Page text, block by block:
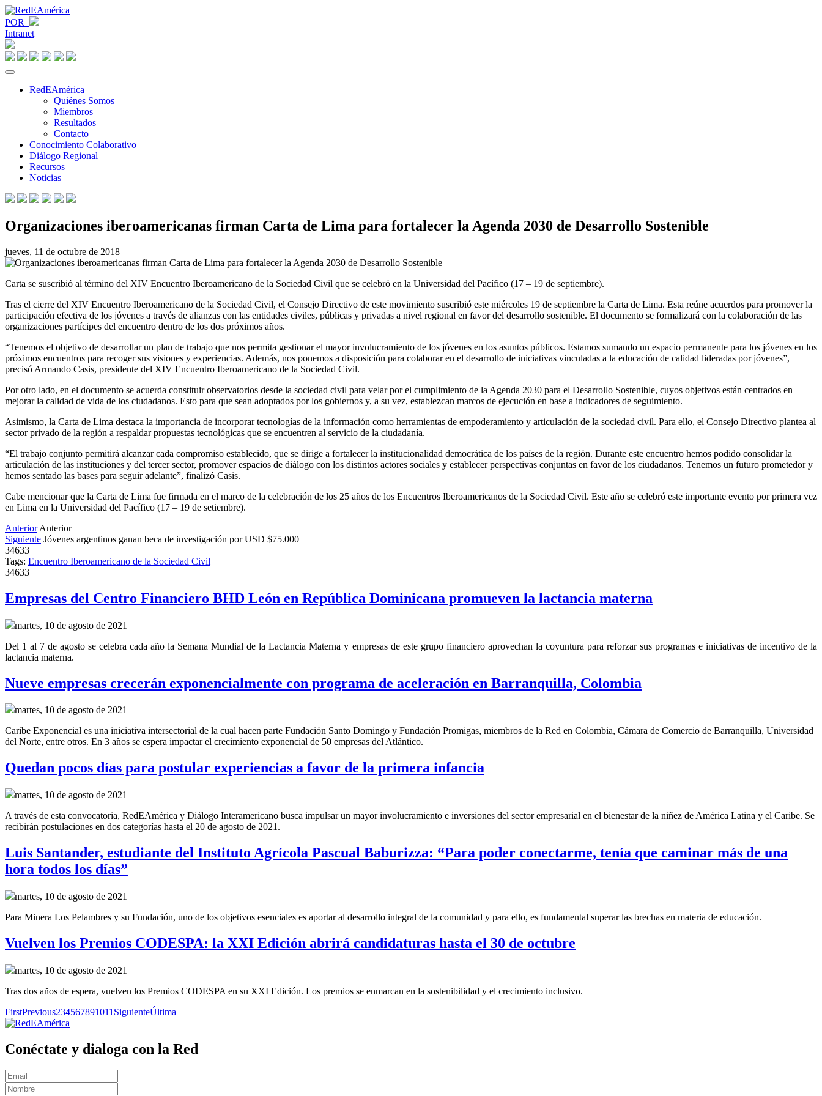
POR
Intranet
RedEAmérica
Quiénes Somos
Miembros
Resultados
Contacto
Conocimiento Colaborativo
Diálogo Regional
Recursos
Noticias
Organizaciones iberoamericanas firman Carta de Lima para fortalecer la Agenda 2030 de Desarrollo Sostenible
jueves, 11 de octubre de 2018
Carta se suscribió al término del XIV Encuentro Iberoamericano de la Sociedad Civil que se celebró en la Universidad del Pacífico (17 – 19 de septiembre).
Tras el cierre del XIV Encuentro Iberoamericano de la Sociedad Civil, el Consejo Directivo de este movimiento suscribió este miércoles 19 de septiembre la Carta de Lima. Esta reúne acuerdos para promover la
participación efectiva de los jóvenes a través de alianzas con las entidades civiles, públicas y privadas a nivel regional en favor del desarrollo sostenible. El documento se formalizará con la colaboración de las
organizaciones partícipes del encuentro dentro de los dos próximos años.
“Tenemos el objetivo de desarrollar un plan de trabajo que nos permita gestionar el mayor involucramiento de los jóvenes en los asuntos públicos. Estamos sumando un espacio permanente para los jóvenes en los
próximos encuentros para recoger sus visiones y experiencias. Además, nos ponemos a disposición para colaborar en el desarrollo de iniciativas vinculadas a la educación de calidad lideradas por jóvenes”,
precisó Armando Casis, presidente del XIV Encuentro Iberoamericano de la Sociedad Civil.
Por otro lado, en el documento se acuerda constituir observatorios desde la sociedad civil para velar por el cumplimiento de la Agenda 2030 para el Desarrollo Sostenible, cuyos objetivos están centrados en
mejorar la calidad de vida de los ciudadanos. Esto para que sean adoptados por los gobiernos y, a su vez, establezcan marcos de ejecución en base a indicadores de seguimiento.
Asimismo, la Carta de Lima destaca la importancia de incorporar tecnologías de la información como herramientas de empoderamiento y articulación de la sociedad civil. Para ello, el Consejo Directivo plantea al
sector privado de la región a respaldar propuestas tecnológicas que se encuentren al servicio de la ciudadanía.
“El trabajo conjunto permitirá alcanzar cada compromiso establecido, que se dirige a fortalecer la institucionalidad democrática de los países de la región. Durante este encuentro hemos podido consolidar la
articulación de las instituciones y del tercer sector, promover espacios de diálogo con los distintos actores sociales y establecer perspectivas conjuntas en favor de los ciudadanos. Tenemos un futuro prometedor y
hemos sentado las bases para seguir adelante”, finalizó Casis.
Cabe mencionar que la Carta de Lima fue firmada en el marco de la celebración de los 25 años de los Encuentros Iberoamericanos de la Sociedad Civil. Este año se celebró este importante evento por primera vez
en Lima en la Universidad del Pacífico (17 – 19 de setiembre).
Anterior Anterior
Siguiente Jóvenes argentinos ganan beca de investigación por USD $75.000
34633
Tags: Encuentro Iberoamericano de la Sociedad Civil
34633
Empresas del Centro Financiero BHD León en República Dominicana promueven la lactancia materna
martes, 10 de agosto de 2021
Del 1 al 7 de agosto se celebra cada año la Semana Mundial de la Lactancia Materna y empresas de este grupo financiero aprovechan la coyuntura para reforzar sus programas e iniciativas de incentivo de la
lactancia materna.
Nueve empresas crecerán exponencialmente con programa de aceleración en Barranquilla, Colombia
martes, 10 de agosto de 2021
Caribe Exponencial es una iniciativa intersectorial de la cual hacen parte Fundación Santo Domingo y Fundación Promigas, miembros de la Red en Colombia, Cámara de Comercio de Barranquilla, Universidad
del Norte, entre otros. En 3 años se espera impactar el crecimiento exponencial de 50 empresas del Atlántico.
Quedan pocos días para postular experiencias a favor de la primera infancia
martes, 10 de agosto de 2021
A través de esta convocatoria, RedEAmérica y Diálogo Interamericano busca impulsar un mayor involucramiento e inversiones del sector empresarial en el bienestar de la niñez de América Latina y el Caribe. Se
recibirán postulaciones en dos categorías hasta el 20 de agosto de 2021.
Luis Santander, estudiante del Instituto Agrícola Pascual Baburizza: “Para poder conectarme, tenía que caminar más de una
hora todos los días”
martes, 10 de agosto de 2021
Para Minera Los Pelambres y su Fundación, uno de los objetivos esenciales es aportar al desarrollo integral de la comunidad y para ello, es fundamental superar las brechas en materia de educación.
Vuelven los Premios CODESPA: la XXI Edición abrirá candidaturas hasta el 30 de octubre
martes, 10 de agosto de 2021
Tras dos años de espera, vuelven los Premios CODESPA en su XXI Edición. Los premios se enmarcan en la sostenibilidad y el crecimiento inclusivo.
FirstPrevious234567891011 SiguienteÚltima
Conéctate y dialoga con la Red